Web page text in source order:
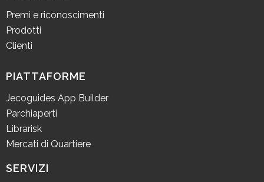
Premi e riconoscimenti
Prodotti
Clienti
PIATTAFORME
Jecoguides App Builder
Parchiaperti
Librarisk
Mercati di Quartiere
SERVIZI